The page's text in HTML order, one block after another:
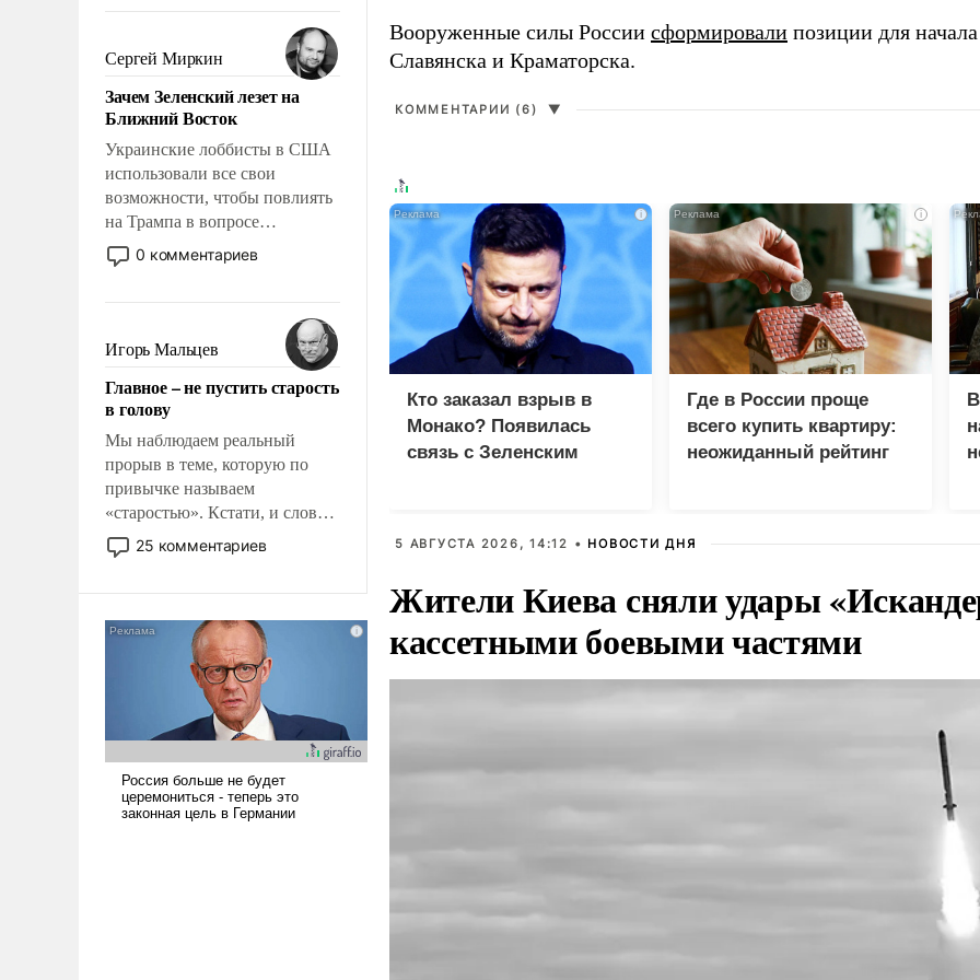
псевдонаучной фантастики,
стало всерьез обсуждаемой
идеей.
Сергей Миркин
Зачем Зеленский лезет на
Ближний Восток
Украинские лоббисты в США
использовали все свои
возможности, чтобы повлиять
на Трампа в вопросе
предоставления вооружений
своим нанимателям. Вероятно,
консультирует Киев, пришла в
голову мысль: хорошо бы
продемонстрировать, что
Украина вступила в
вооруженное противостояние
с Ираном.
0 комментариев
Игорь Мальцев
Главное – не пустить старость
в голову
Мы наблюдаем реальный
прорыв в теме, которую по
привычке называем
«старостью». Кстати, и слово-
то это уже стараются не
использовать – так же, как
что оно уже несет негативные
коннотации.
25 комментариев
Вооруженные силы России сформировали позиции для
Славянска и Краматорска.
КОММЕНТАРИИ (6) ▼
i
Кто заказал взрыв в
Монако? Появилась
связь с Зеленским
i
Где в России проще
всего купить квартиру:
неожиданный рейтинг
5 АВГУСТА 2026, 14:12 • НОВОСТИ ДНЯ
Жители Киева сняли удары
кассетными боевыми частями